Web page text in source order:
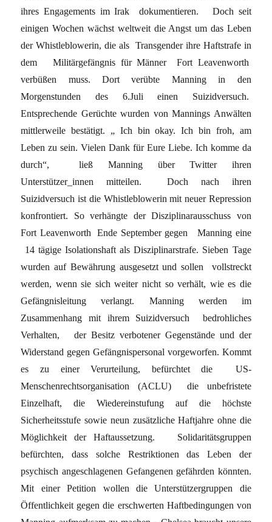
ihres Engagements im Irak dokumentieren. Doch seit
einigen Wochen wächst weltweit die Angst um das Leben
der Whistleblowerin, die als Transgender ihre Haftstrafe in
dem Militärgefängnis für Männer Fort Leavenworth
verbüßen muss. Dort verübte Manning in den
Morgenstunden des 6.Juli einen Suizidversuch.
Entsprechende Gerüchte wurden von Mannings Anwälten
mittlerweile bestätigt. „ Ich bin okay. Ich bin froh, am
Leben zu sein. Vielen Dank für Eure Liebe. Ich komme da
durch“, ließ Manning über Twitter ihren
Unterstützer_innen mitteilen. Doch nach ihren
Suizidversuch ist die Whistleblowerin mit neuer Repression
konfrontiert. So verhängte der Disziplinarausschuss von
Fort Leavenworth Ende September gegen Manning eine
14 tägige Isolationshaft als Disziplinarstrafe. Sieben Tage
wurden auf Bewährung ausgesetzt und sollen vollstreckt
werden, wenn sie sich weiter nicht so verhält, wie es die
Gefängnisleitung verlangt. Manning werden im
Zusammenhang mit ihrem Suizidversuch bedrohliches
Verhalten, der Besitz verbotener Gegenstände und der
Widerstand gegen Gefängnispersonal vorgeworfen. Kommt
es zu einer Verurteilung, befürchtet die US-
Menschenrechtsorganisation (ACLU) die unbefristete
Einzelhaft, die Wiedereinstufung auf die höchste
Sicherheitsstufe sowie neun zusätzliche Haftjahre ohne die
Möglichkeit der Haftaussetzung. Solidaritätsgruppen
befürchten, dass solche Restriktionen das Leben der
psychisch angeschlagenen Gefangenen gefährden könnten.
Mit einer Petition wollen die Unterstützergruppen die
Öffentlichkeit gegen die erschwerten Haftbedingungen von